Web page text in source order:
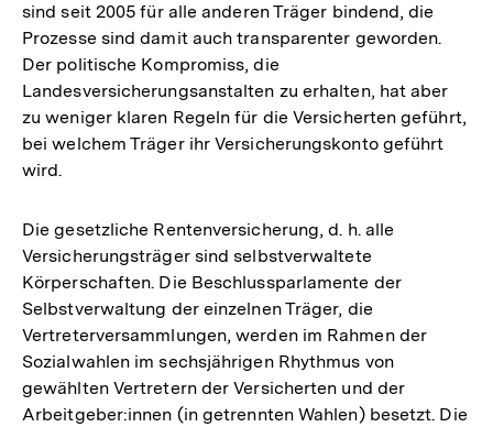
sind seit 2005 für alle anderen Träger bindend, die
Prozesse sind damit auch transparenter geworden.
Der politische Kompromiss, die
Landesversicherungsanstalten zu erhalten, hat aber
zu weniger klaren Regeln für die Versicherten geführt,
bei welchem Träger ihr Versicherungskonto geführt
wird.
Die gesetzliche Rentenversicherung, d. h. alle
Versicherungsträger sind selbstverwaltete
Körperschaften. Die Beschlussparlamente der
Selbstverwaltung der einzelnen Träger, die
Vertreterversammlungen, werden im Rahmen der
Sozialwahlen im sechsjährigen Rhythmus von
gewählten Vertretern der Versicherten und der
Arbeitgeber:innen (in getrennten Wahlen) besetzt. Die